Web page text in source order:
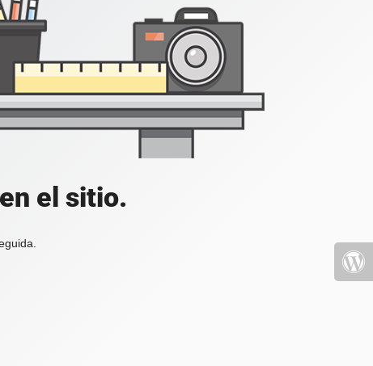
el sitio.